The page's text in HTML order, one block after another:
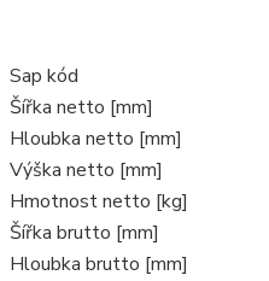
Sap kód
Šířka netto [mm]
Hloubka netto [mm]
Výška netto [mm]
Hmotnost netto [kg]
Šířka brutto [mm]
Hloubka brutto [mm]